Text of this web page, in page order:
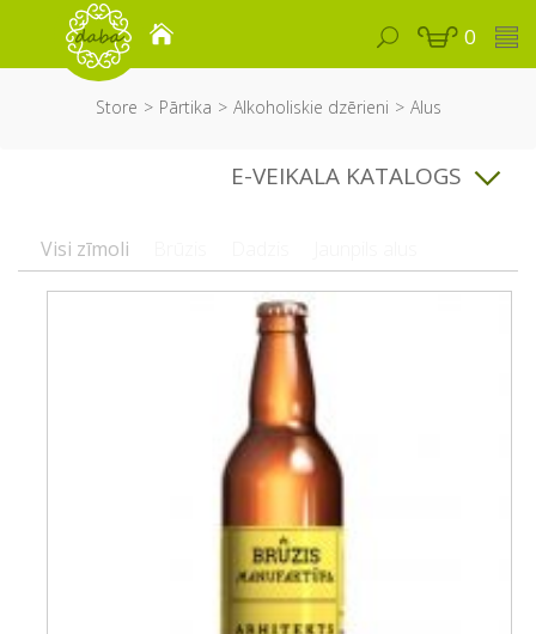
0
Store Pārtika Alkoholiskie dzērieni Alus
E-VEIKALA KATALOGS
Visi zīmoli